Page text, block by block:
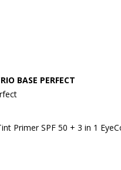
BASE PERFECT
Primer SPF 50 + 3 in 1